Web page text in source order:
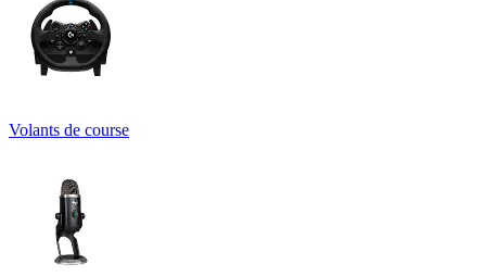
Volants de course